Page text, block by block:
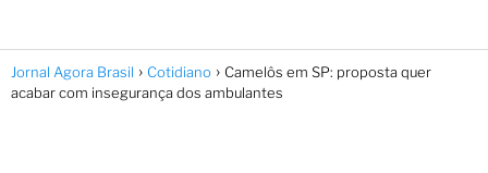
Jornal Agora Brasil Cotidiano
Camelôs em SP: proposta quer
acabar com insegurança dos ambulantes